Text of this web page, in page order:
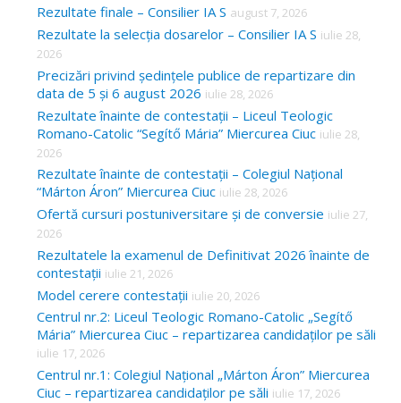
Rezultate finale – Consilier IA S august 7, 2026
Rezultate la selecția dosarelor – Consilier IA S iulie 28,
2026
Precizări privind ședințele publice de repartizare din
data de 5 și 6 august 2026 iulie 28, 2026
Rezultate înainte de contestații – Liceul Teologic
Romano-Catolic “Segítő Mária” Miercurea Ciuc iulie 28,
2026
Rezultate înainte de contestații – Colegiul Național
“Márton Áron” Miercurea Ciuc iulie 28, 2026
Ofertă cursuri postuniversitare și de conversie iulie 27,
2026
Rezultatele la examenul de Definitivat 2026 înainte de
contestații iulie 21, 2026
Model cerere contestații iulie 20, 2026
Centrul nr.2: Liceul Teologic Romano-Catolic „Segítő
Mária” Miercurea Ciuc – repartizarea candidaților pe săli
iulie 17, 2026
Centrul nr.1: Colegiul Național „Márton Áron” Miercurea
Ciuc – repartizarea candidaților pe săli iulie 17, 2026